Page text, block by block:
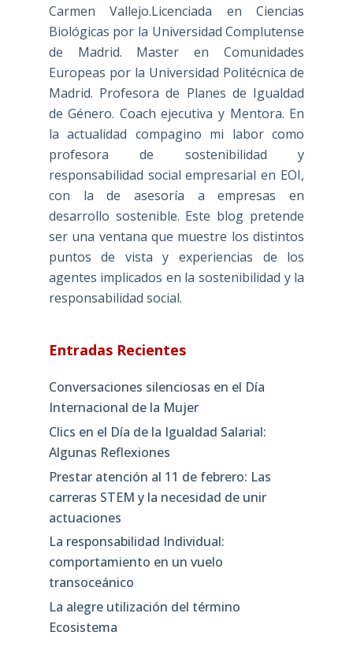
Carmen Vallejo.Licenciada en Ciencias
Biológicas por la Universidad Complutense
de Madrid. Master en Comunidades
Europeas por la Universidad Politécnica de
Madrid. Profesora de Planes de Igualdad
de Género. Coach ejecutiva y Mentora. En
la actualidad compagino mi labor como
profesora de sostenibilidad y
responsabilidad social empresarial en EOI,
con la de asesoría a empresas en
desarrollo sostenible. Este blog pretende
ser una ventana que muestre los distintos
puntos de vista y experiencias de los
agentes implicados en la sostenibilidad y la
responsabilidad social.
Entradas Recientes
Conversaciones silenciosas en el Día
Internacional de la Mujer
Clics en el Día de la Igualdad Salarial:
Algunas Reflexiones
Prestar atención al 11 de febrero: Las
carreras STEM y la necesidad de unir
actuaciones
La responsabilidad Individual:
comportamiento en un vuelo
transoceánico
La alegre utilización del término
Ecosistema